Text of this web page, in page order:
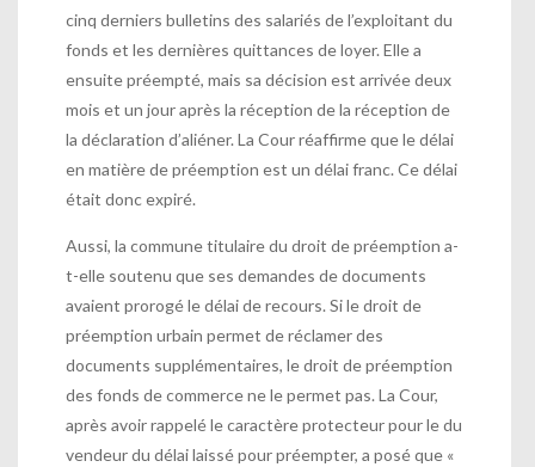
cinq derniers bulletins des salariés de l’exploitant du
fonds et les dernières quittances de loyer. Elle a
ensuite préempté, mais sa décision est arrivée deux
mois et un jour après la réception de la réception de
la déclaration d’aliéner. La Cour réaffirme que le délai
en matière de préemption est un délai franc. Ce délai
était donc expiré.
Aussi, la commune titulaire du droit de préemption a-
t-elle soutenu que ses demandes de documents
avaient prorogé le délai de recours. Si le droit de
préemption urbain permet de réclamer des
documents supplémentaires, le droit de préemption
des fonds de commerce ne le permet pas. La Cour,
après avoir rappelé le caractère protecteur pour le du
vendeur du délai laissé pour préempter, a posé que «